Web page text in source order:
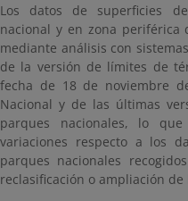
Los datos de superficies
nacional y en zona periférica
mediante análisis con
de la versión de límites de
fecha de 18 de noviembre
Nacional y de las últimas
parques nacionales, lo
variaciones respecto a los
parques nacionales
reclasificación o ampliación de